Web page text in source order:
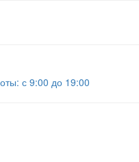
с 9:00 до 19:00